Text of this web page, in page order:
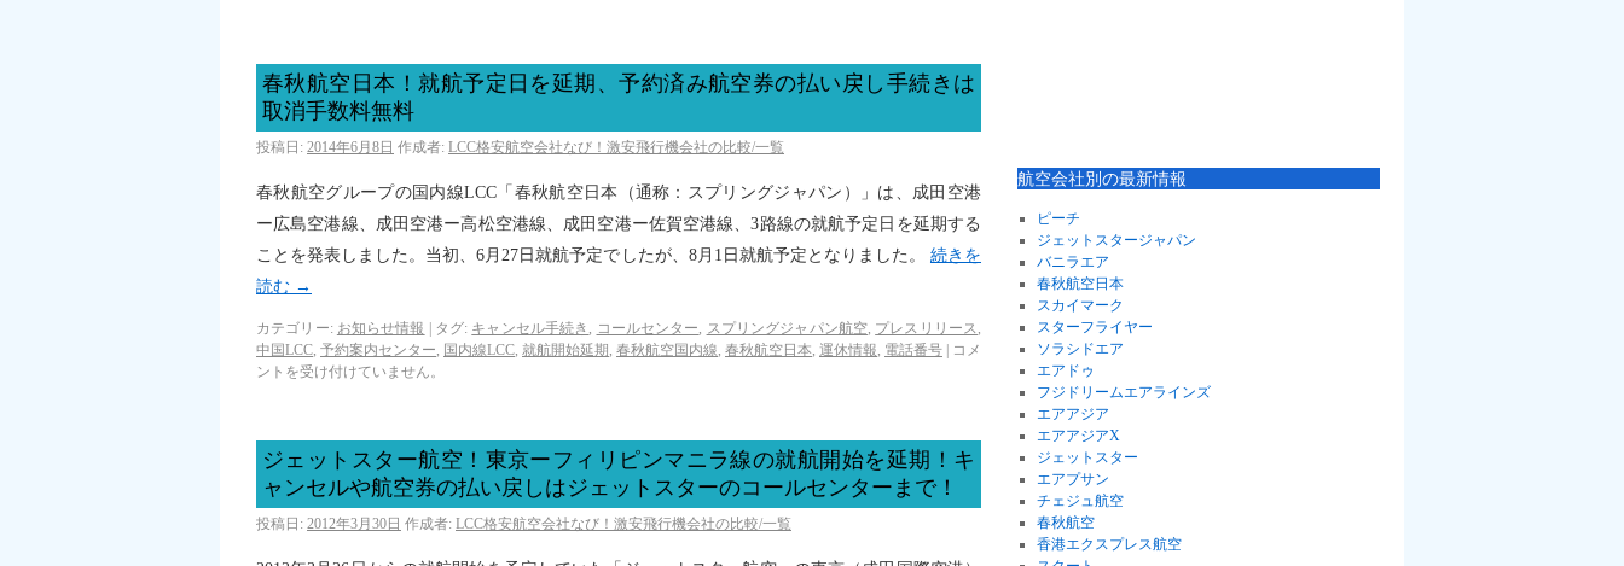
春秋航空日本！就航予定日を延期、予約済み航空券の払い戻し手続きは
取消手数料無料
投稿日: 2014年6月8日 作成者: LCC格安航空会社なび！激安飛行機会社の比較/一覧
春秋航空グループの国内線LCC「春秋航空日本（通称：スプリングジャパン）」は、成田空港
ー広島空港線、成田空港ー高松空港線、成田空港ー佐賀空港線、3路線の就航予定日を延期する
ことを発表しました。当初、6月27日就航予定でしたが、8月1日就航予定となりました。 続きを
読む →
カテゴリー: お知らせ情報 タグ: キャンセル手続き , コールセンター, スプリングジャパン航空, プレスリリース,
中国LCC, 予約案内センター, 国内線LCC, 就航開始延期 , 春秋航空国内線, 春秋航空日本, 運休情報, 電話番号
コメ
ントを受け付けていません。
ジェットスター航空！東京ーフィリピンマニラ線の就航開始を延期！キ
ャンセルや航空券の払い戻しはジェットスターのコールセンターまで！
投稿日: 2012年3月30日 作成者: LCC格安航空会社なび！激安飛行機会社の比較/一覧
航空会社別の最新情報
ピーチ
ジェットスタージャパン
バニラエア
春秋航空日本
スカイマーク
スターフライヤー
ソラシドエア
エアドゥ
フジドリームエアラインズ
エアアジア
エアアジアX
ジェットスター
エアプサン
チェジュ航空
春秋航空
香港エクスプレス航空